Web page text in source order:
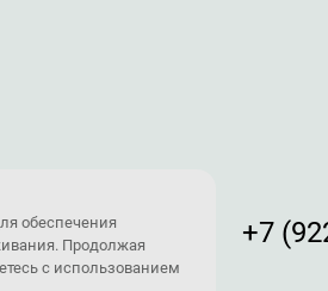
+7
обеспечения
Продолжая
с использованием